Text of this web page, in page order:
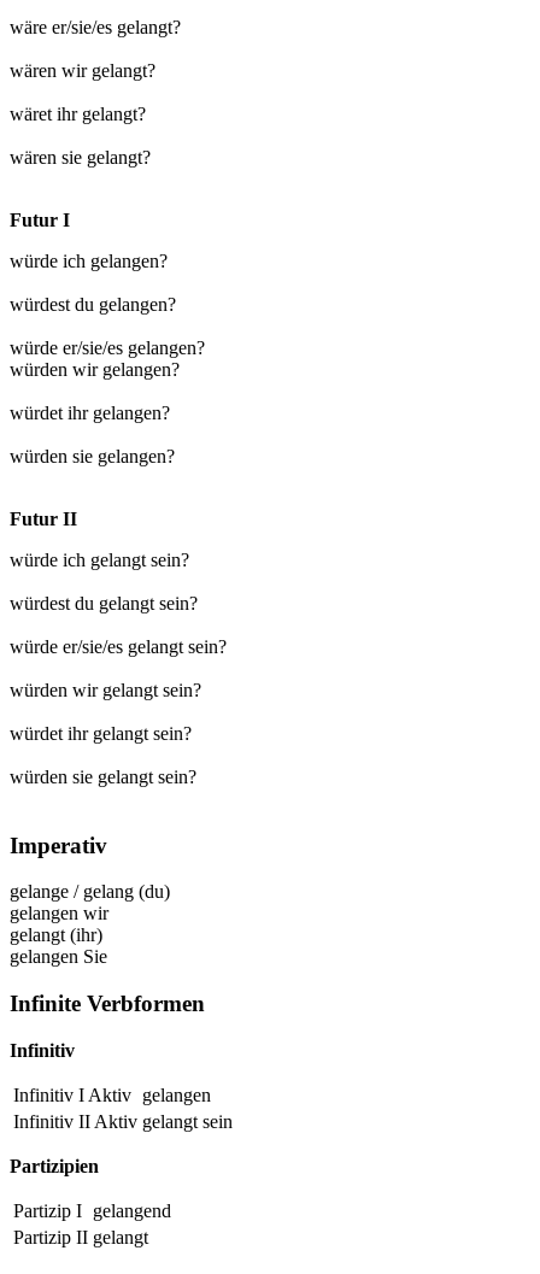
wäre er/sie/es gelangt?
wären wir gelangt?
wäret ihr gelangt?
wären sie gelangt?
Futur I
würde ich gelangen?
würdest du gelangen?
würde er/sie/es gelangen?
würden wir gelangen?
würdet ihr gelangen?
würden sie gelangen?
Futur II
würde ich gelangt sein?
würdest du gelangt sein?
würde er/sie/es gelangt sein?
würden wir gelangt sein?
würdet ihr gelangt sein?
würden sie gelangt sein?
Imperativ
gelange / gelang (du)
gelangen wir
gelangt (ihr)
gelangen Sie
Infinite Verbformen
Infinitiv
Infinitiv I Aktiv gelangen
Infinitiv II Aktiv gelangt sein
Partizipien
Partizip I gelangend
Partizip II gelangt